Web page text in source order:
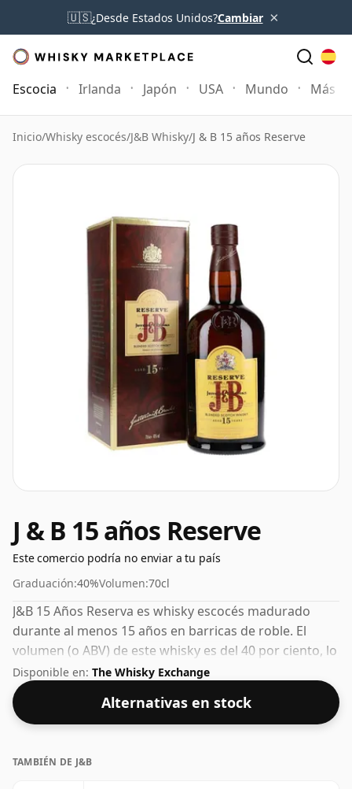
🇺🇸¿Desde Estados Unidos?Cambiar ×
Escocia Irlanda Japón USA Mundo Más
Inicio/Whisky escocés/J&B Whisky/J & B 15 años Reserve
J & B 15 años Reserve
Este comercio podría no enviar a tu país
Graduación:40%Volumen:70cl
J&B 15 Años Reserva es whisky escocés madurado
durante al menos 15 años en barricas de roble. El
volumen (o ABV) de este whisky es del 40 por ciento, lo
cual es común para el whisky escocés mezclado,
aunque muchos whiskies de pura malta se embotellan
con concentraciones más altas en estos días. El
tamaño de la botella es de 70cl.
Disponible en: The Whisky Exchange
Alternativas en stock
TAMBIÉN DE J&B